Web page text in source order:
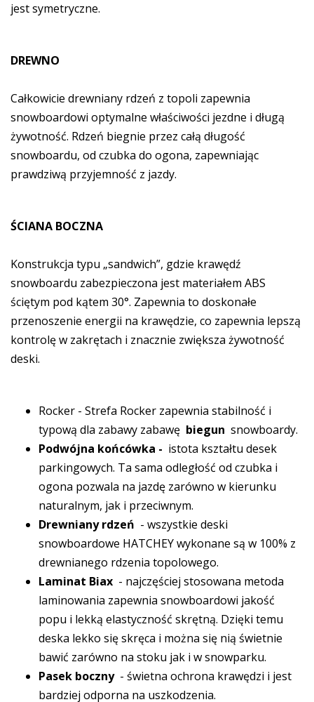
jest symetryczne.
DREWNO
Całkowicie drewniany rdzeń z topoli zapewnia
snowboardowi optymalne właściwości jezdne i długą
żywotność. Rdzeń biegnie przez całą długość
snowboardu, od czubka do ogona, zapewniając
prawdziwą przyjemność z jazdy.
ŚCIANA BOCZNA
Konstrukcja typu „sandwich”, gdzie krawędź
snowboardu zabezpieczona jest materiałem ABS
ściętym pod kątem 30°. Zapewnia to doskonałe
przenoszenie energii na krawędzie, co zapewnia lepszą
kontrolę w zakrętach i znacznie zwiększa żywotność
deski.
Rocker - Strefa Rocker zapewnia stabilność i
typową dla zabawy zabawę biegun snowboardy.
Podwójna końcówka - istota kształtu desek
parkingowych. Ta sama odległość od czubka i
ogona pozwala na jazdę zarówno w kierunku
naturalnym, jak i przeciwnym.
Drewniany rdzeń - wszystkie deski
snowboardowe HATCHEY wykonane są w 100% z
drewnianego rdzenia topolowego.
Laminat Biax - najczęściej stosowana metoda
laminowania zapewnia snowboardowi jakość
popu i lekką elastyczność skrętną. Dzięki temu
deska lekko się skręca i można się nią świetnie
bawić zarówno na stoku jak i w snowparku.
Pasek boczny- świetna ochrona krawędzi i jest
bardziej odporna na uszkodzenia.